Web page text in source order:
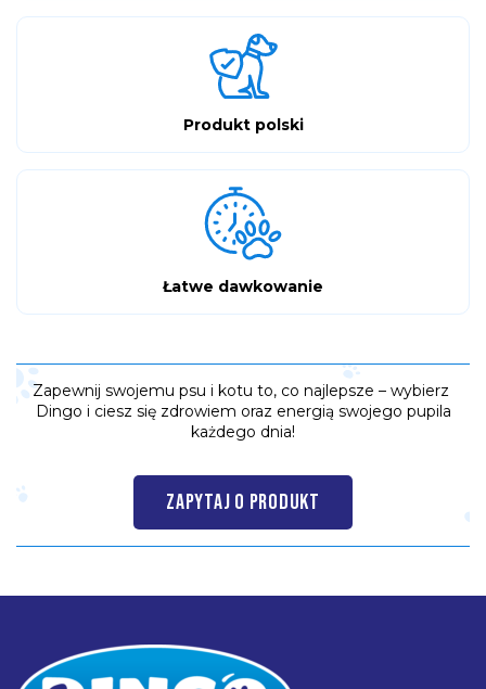
Produkt polski
Łatwe dawkowanie
Zapewnij swojemu psu i kotu to, co najlepsze – wybierz
Dingo i ciesz się zdrowiem oraz energią swojego pupila
każdego dnia!
ZAPYTAJ O PRODUKT